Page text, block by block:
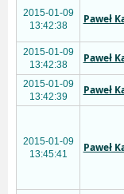
2015-01-09
13:42:38
Paweł
2015-01-09
13:42:38
Paweł
2015-01-09
13:42:39
Paweł
2015-01-09
13:45:41
Paweł